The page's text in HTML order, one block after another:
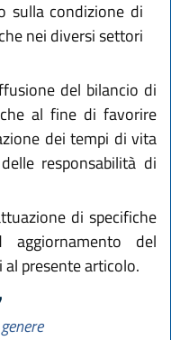
sulla condizione di
nei diversi settori
del bilancio di
al fine di favorire
dei tempi di vita
responsabilità di
di specifiche
del
presente articolo.